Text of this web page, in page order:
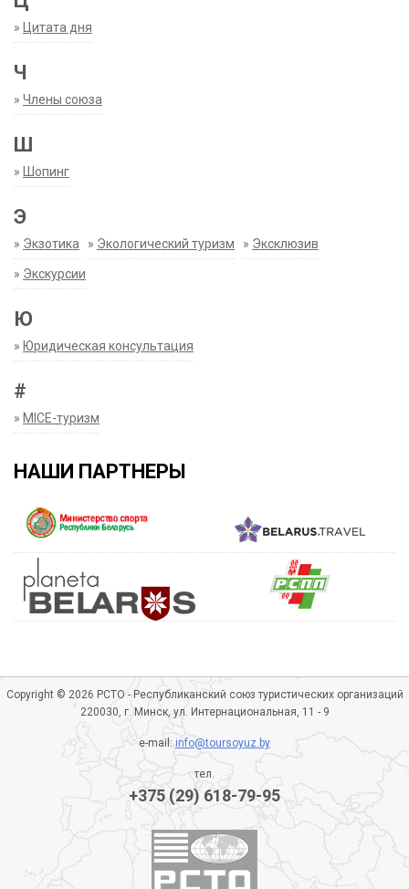
» Цитата дня
Ч
» Члены союза
Ш
» Шопинг
Э
» Экзотика » Экологический туризм » Эксклюзив
» Экскурсии
Ю
» Юридическая консультация
#
» MICE-туризм
НАШИ ПАРТНЕРЫ
Copyright © 2026 РСТО - Республиканский союз туристических организаций
220030, г. Минск, ул. Интернациональная, 11 - 9
e-mail:info@toursoyuz.by
тел.
+375 (29) 618-79-95